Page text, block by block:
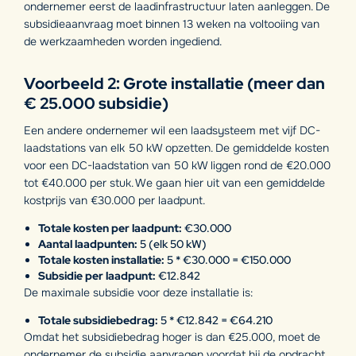
ondernemer eerst de laadinfrastructuur laten aanleggen. De
subsidieaanvraag moet binnen 13 weken na voltooiing van
de werkzaamheden worden ingediend.
Voorbeeld 2: Grote installatie (meer dan
€ 25.000 subsidie)
Een andere ondernemer wil een laadsysteem met vijf DC-
laadstations van elk 50 kW opzetten. De gemiddelde kosten
voor een DC-laadstation van 50 kW liggen rond de €20.000
tot €40.000 per stuk. We gaan hier uit van een gemiddelde
kostprijs van €30.000 per laadpunt.
Totale kosten per laadpunt: €30.000
Aantal laadpunten: 5 (elk 50 kW)
Totale kosten installatie: 5 * €30.000 = €150.000
Subsidie per laadpunt: €12.842
De maximale subsidie voor deze installatie is:
Totale subsidiebedrag: 5 * €12.842 = €64.210
Omdat het subsidiebedrag hoger is dan €25.000, moet de